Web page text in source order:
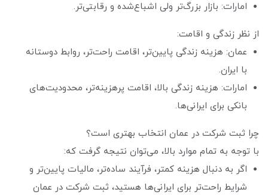
امارات: بازار بزرگ‌تر ولی اشباع‌شده و رقابتی‌تر.
از نظر زندگی و اقامت:
عمان: هزینه زندگی پایین‌تر، اقامت راحت‌تر، روابط دوستانه
با ایران.
امارات: هزینه زندگی بالا، اقامت پرهزینه‌تر، محدودیت‌های
بانکی برای ایرانی‌ها.
چرا ثبت شرکت در عمان انتخاب بهتری است؟
با توجه به تمام موارد بالا، می‌توان نتیجه گرفت که:
اگر به دنبال هزینه کمتر، فرآیند ساده‌تر، مالیات پایین‌تر و
شرایط راحت‌تر برای ایرانی‌ها هستید، ثبت شرکت در عمان